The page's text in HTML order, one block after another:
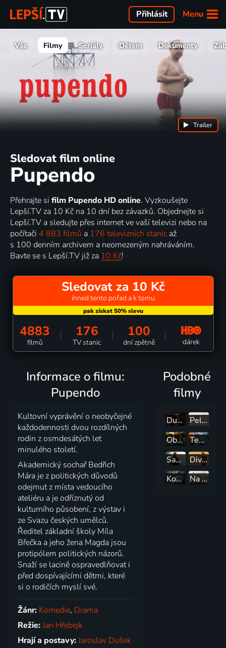
Menu
Přihlásit
Vše Filmy Seriály Dětem Dokumenty
Sledovat film online
Pupendo
Trailer
Přehrajte si film Pupendo HD online. Vyzkoušejte
Lepší.TV za 10 Kč na 10 dní bez závazků. Objednejte si
Lepší.TV a sledujte přes internet ve vaší televizi nebo na
počítači 4 883 filmů a 176 televizních stanic až
s 100 denním archivem a neomezeným nahráváním.
Bavte se s Lepší.TV již za 10 Kč!
Sledovat za 10 Kč
ihned tento pořad a k tomu
4883
filmů
176
TV stanic
100
dní zpětně dárek
Informace o filmu:
Pupendo
Kultovní vyprávění o neobyčejné
každodennosti dvou rozdílných
rodin z osmdesátých let
minulého století.
Akademický sochař Bedřich
Mára je z politických důvodů
odejmut z místa vedoucího
ateliéru a je odříznutý od
kulturního působení, z výstav i
ze Svazu českých umělců.
Ředitel základní školy Míla
Břečka a jeho žena Magda jsou
protipólem politických názorů.
Snaží se lacině ospravedlňovat i
před dospívajícími dětmi, které
si o rodičích myslí své.
Žánr: Komedie, Drama
Režie:Jan Hřebejk
Hrají a postavy:Jaroslav Dušek
Podobné
filmy
Duše jako kaviár
Pelíšky
Občanský průkaz
Teorie tygra
Samotáři
Divoké včely
Kobry a Užovky
Na střeše